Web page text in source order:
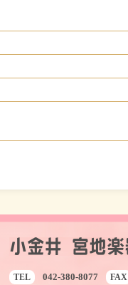
TEL 042-380-8077 FAX